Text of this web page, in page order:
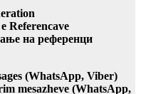
Referencave
на референци
(WhatsApp, Viber)
mesazheve (WhatsApp,